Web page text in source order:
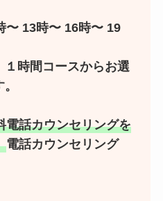
〜 13時〜 16時〜 19
１時間コースからお選
電話カウンセリングを
電話カウンセリング